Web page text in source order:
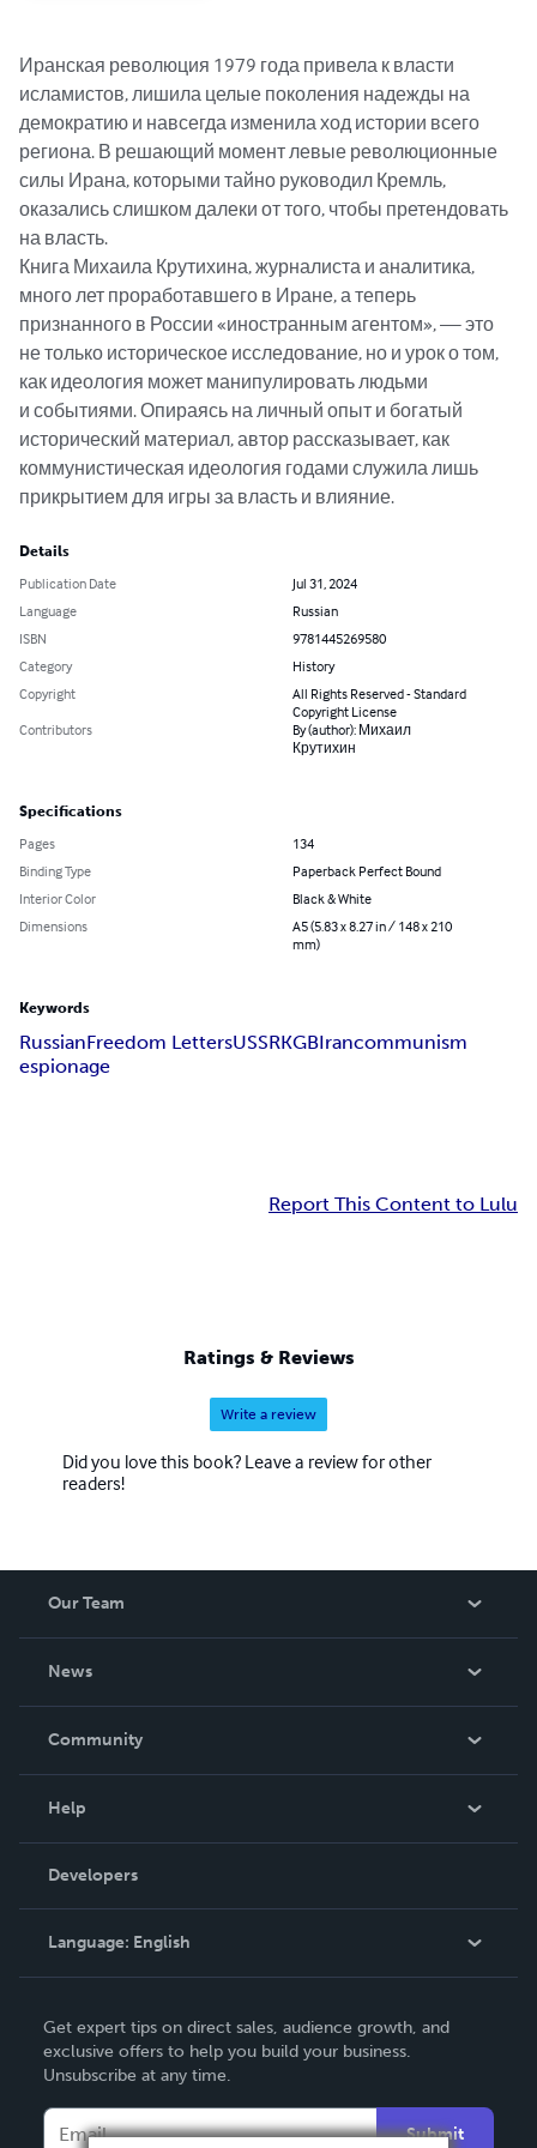
Иранская революция 1979 года привела к власти
исламистов, лишила целые поколения надежды на
демократию и навсегда изменила ход истории всего
региона. В решающий момент левые революционные
силы Ирана, которыми тайно руководил Кремль,
оказались слишком далеки от того, чтобы претендовать
на власть.
Книга Михаила Крутихина, журналиста и аналитика,
много лет проработавшего в Иране, а теперь
признанного в России «иностранным агентом», — это
не только историческое исследование, но и урок о том,
как идеология может манипулировать людьми
и событиями. Опираясь на личный опыт и богатый
исторический материал, автор рассказывает, как
коммунистическая идеология годами служила лишь
прикрытием для игры за власть и влияние.
Details
Publication Date
Jul 31, 2024
Language
Russian
ISBN
9781445269580
Category
History
Copyright
All Rights Reserved - Standard
Copyright License
Contributors
By (author): Михаил
Крутихин
Specifications
Pages
134
Binding Type
Paperback Perfect Bound
Interior Color
Black & White
Dimensions
A5 (5.83 x 8.27 in / 148 x 210
mm)
Keywords
RussianFreedom LettersUSSRKGBIrancommunism
espionage
Report This Content to Lulu
Ratings & Reviews
Write a review
Did you love this book? Leave a review for other
readers!
Our Team
News
In The News
Community
Podcast
Help
Order Lookup
Knowledge Base
Contact Support
Developers
Language: English
Deutsch
Français
Italiano
Get expert tips on direct sales, audience growth, and
exclusive offers to help you build your business.
Unsubscribe at any time.
Submit